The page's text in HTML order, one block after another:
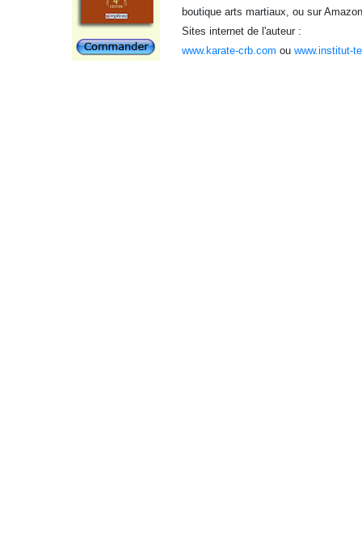
boutique arts martiaux, ou sur
Sites internet de l'auteur :
www.karate-crb.com ou www.institut-